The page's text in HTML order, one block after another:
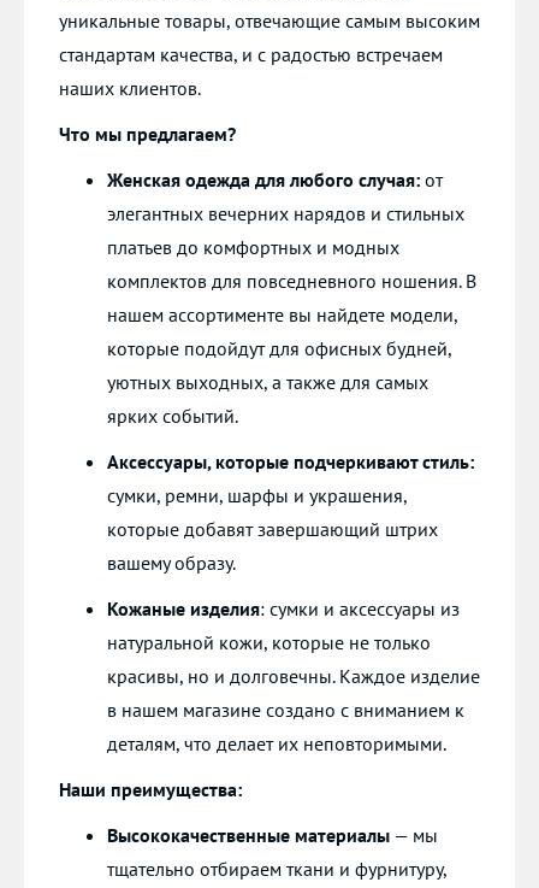
уникальные товары, отвечающие самым высоким
стандартам качества, и с радостью встречаем
наших клиентов.
Что мы предлагаем?
Женская одежда для любого случая:от
элегантных вечерних нарядов и стильных
платьев до комфортных и модных
комплектов для повседневного ношения. В
нашем ассортименте вы найдете модели,
которые подойдут для офисных будней,
уютных выходных, а также для самых
ярких событий.
Аксессуары, которые подчеркивают стиль:
сумки, ремни, шарфы и украшения,
которые добавят завершающий штрих
вашему образу.
Кожаные изделия: сумки и аксессуары из
натуральной кожи, которые не только
красивы, но и долговечны. Каждое изделие
в нашем магазине создано с вниманием к
деталям, что делает их неповторимыми.
Наши преимущества:
Высококачественные материалы— мы
тщательно отбираем ткани и фурнитуру,